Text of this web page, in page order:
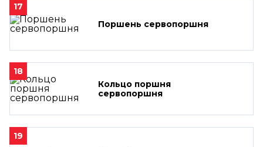
17
Поршень сервопоршня
18
Кольцо поршня
сервопоршня
19